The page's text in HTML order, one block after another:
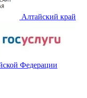
Алтайский край
Федерации